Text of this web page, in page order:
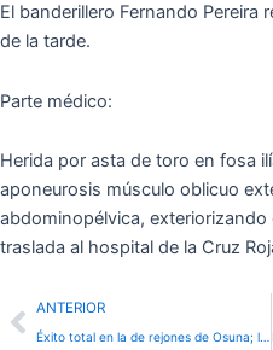
El banderillero Fernando
de la tarde.
Parte médico:
Herida por asta de toro en fosa
aponeurosis músculo oblicuo
abdominopélvica,
traslada al hospital de la Cruz
Prev
ANTERIOR
Éxito total en la de rejones de Osuna; la terna por la Puerta Grande